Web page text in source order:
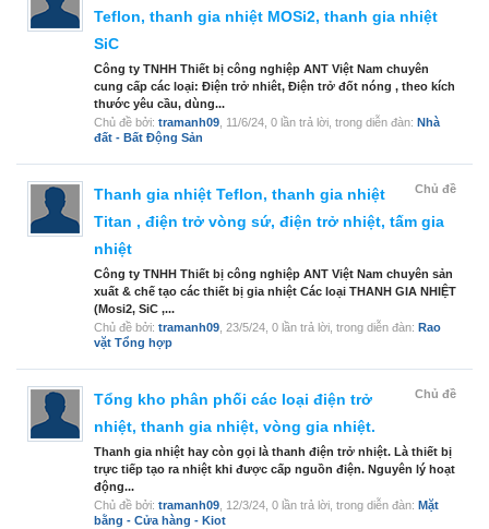
Teflon, thanh gia nhiệt MOSi2, thanh gia nhiệt
SiC
Công ty TNHH Thiết bị công nghiệp ANT Việt Nam chuyên
cung cấp các loại: Điện trở nhiêt, Điện trở đốt nóng , theo kích
thước yêu cầu, dùng...
Chủ đề bởi: tramanh09 11/6/24 , 0 lần trả lời, trong diễn đàn: Nhà
đất - Bất Động Sản
Chủ đề
Thanh gia nhiệt Teflon, thanh gia nhiệt
Titan , điện trở vòng sứ, điện trở nhiệt, tấm gia
nhiệt
Công ty TNHH Thiết bị công nghiệp ANT Việt Nam chuyên sản
xuất & chế tạo các thiết bị gia nhiệt Các loại THANH GIA NHIỆT
(Mosi2, SiC ,...
Chủ đề bởi: tramanh09 23/5/24 , 0 lần trả lời, trong diễn đàn: Rao
vặt Tổng hợp
Chủ đề
Tổng kho phân phối các loại điện trở
nhiệt, thanh gia nhiệt, vòng gia nhiệt.
Thanh gia nhiệt hay còn gọi là thanh điện trở nhiệt. Là thiết bị
trực tiếp tạo ra nhiệt khi được cấp nguồn điện. Nguyên lý hoạt
động...
Chủ đề bởi: tramanh09 12/3/24 , 0 lần trả lời, trong diễn đàn: Mặt
bằng - Cửa hàng - Kiot